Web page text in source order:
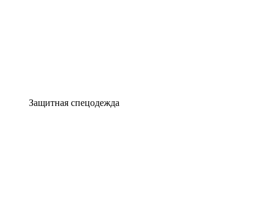
Защитная спецодежда